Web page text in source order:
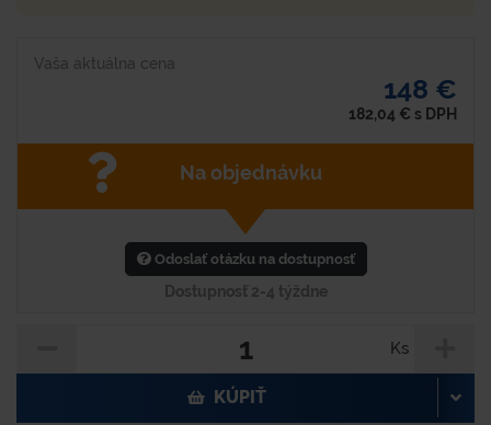
Vaša aktuálna cena
148 €
182,04 € s DPH
Na objednávku
Odoslať otázku na dostupnosť
Dostupnosť 2-4 týždne
Ks
KÚPIŤ